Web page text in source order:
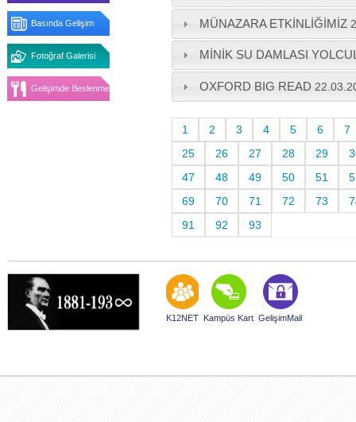
Basında Gelişim
Fotoğraf Galerisi
Gelişimde Beslenme
MÜNAZARA ETKİNLİĞİMİZ
MİNİK SU DAMLASI
OXFORD BIG READ
1 2 3 4 5 6
7
25
26 27 28 29
47
48 49 50 51
69
70 71 72 73
91
92 93
K12NET Kampüs Kart GelişimMail